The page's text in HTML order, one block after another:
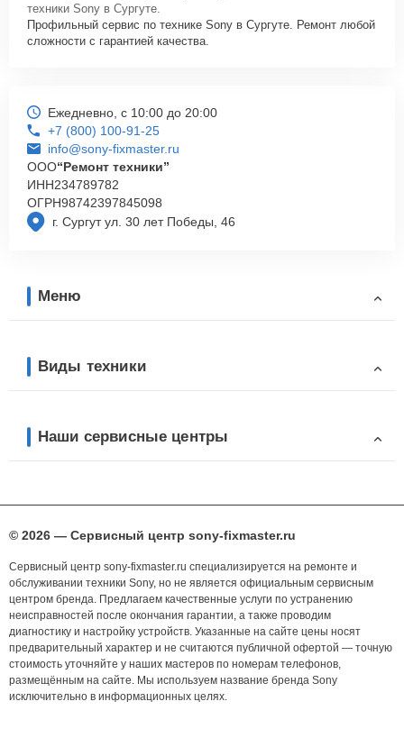
техники Sony в Сургуте.
Профильный сервис по технике Sony в Сургуте. Ремонт любой
сложности с гарантией качества.
г. Сургут ул. 30 лет Победы, 46
Ежедневно, с 10:00 до 20:00
+7 (800) 100-91-25
info@sony-fixmaster.ru
ООО“Ремонт техники”
ИНН234789782
ОГРН98742397845098
Меню
Виды техники
Наши сервисные центры
© 2026 — Сервисный центр sony-fixmaster.ru
Сервисный центр sony-fixmaster.ru специализируется на ремонте и
обслуживании техники Sony, но не является официальным сервисным
центром бренда. Предлагаем качественные услуги по устранению
неисправностей после окончания гарантии, а также проводим
диагностику и настройку устройств. Указанные на сайте цены носят
предварительный характер и не считаются публичной офертой — точную
стоимость уточняйте у наших мастеров по номерам телефонов,
размещённым на сайте. Мы используем название бренда Sony
исключительно в информационных целях.